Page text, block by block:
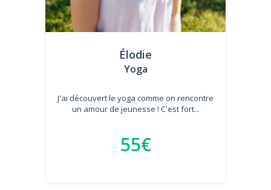
Élodie
Yoga
J'ai découvert le yoga comme on rencontre
un amour de jeunesse ! C'est fort...
55€